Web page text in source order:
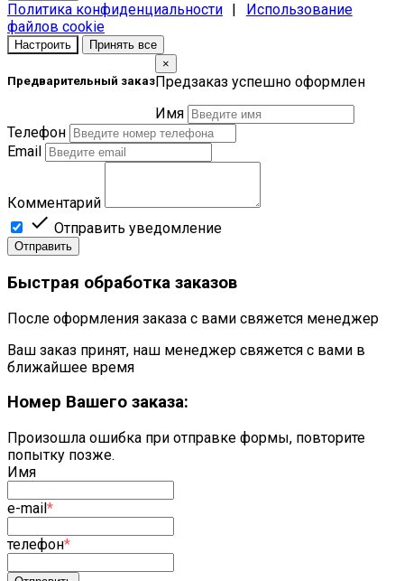
Политика конфиденциальности
Использование
файлов cookie
Настроить Принять все
Предварительный заказ
×
Предзаказ успешно оформлен
Имя
Телефон
Email
Комментарий
 Отправить уведомление
Отправить
Быстрая обработка заказов
После оформления заказа с вами свяжется менеджер
Ваш заказ принят, наш менеджер свяжется с вами в
ближайшее время
Номер Вашего заказа:
Произошла ошибка при отправке формы, повторите
попытку позже.
Имя
e-mail*
телефон*